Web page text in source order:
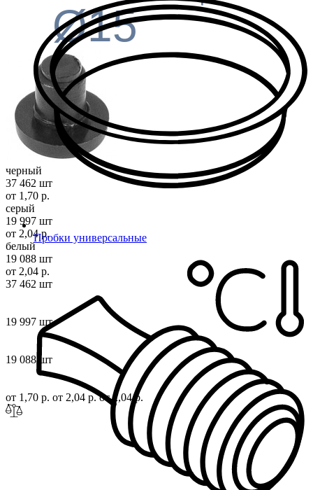
Пробки универсальные
Ø15
черный
37 462 шт
от 1,70 р.
серый
19 997 шт
от 2,04 р.
белый
19 088 шт
от 2,04 р.
37 462 шт
19 997 шт
19 088 шт
от 1,70 р. от 2,04 р.от 2,04 р.